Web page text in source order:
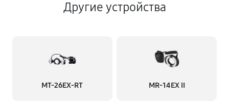
Другие устройства
MT-26EX-RT MR-14EX II